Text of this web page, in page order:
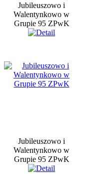
Jubileuszowo i
Walentynkowo w
Grupie 95 ZPwK
Jubileuszowo i
Walentynkowo w
Grupie 95 ZPwK